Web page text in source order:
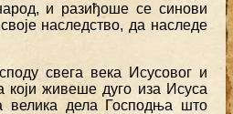
и разиђоше се синови
наследство, да наследе
свега века Исусовог и
који живеше дуго иза Исуса
велика дела Господња што